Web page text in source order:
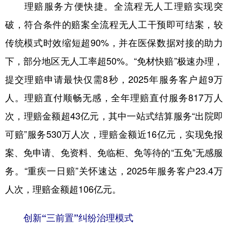
理赔服务方便快捷。全流程无人工理赔实现突
破，符合条件的赔案全流程无人工干预即可结案，较
传统模式时效缩短超90%，并在医保数据对接的助力
下，部分地区无人工率超50%。“免材快赔”极速办理，
提交理赔申请最快仅需8秒，2025年服务客户超9万
人。理赔直付顺畅无感，全年理赔直付服务817万人
次，理赔金额超43亿元，其中一站式结算服务“出院即
可赔”服务530万人次，理赔金额近16亿元，实现免报
案、免申请、免资料、免临柜、免等待的“五免”无感服
务。“重疾一日赔”关怀速达，2025年服务客户23.4万
人次，理赔金额超106亿元。
创新“三前置”纠纷治理模式